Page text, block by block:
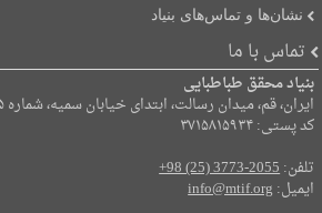
نشان‌ها و تماس‌های بنیاد
تماس با ما
بنیاد محقق طباطبایی
ایران، قم، میدان رسالت، ابتدای خیابان سمیه، شماره ۱۵.
کد پستی: ۳۷۱۵۸۱۵۹۳۴
تلفن:+98 (25) 3773-2055
ایمیل:info@mtif.org